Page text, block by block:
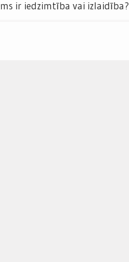
ir iedzimtība vai izlaidība?